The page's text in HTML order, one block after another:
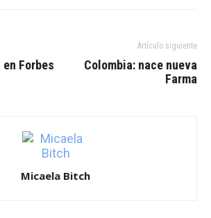
Forbes
Artículo siguiente
Colombia: nace nueva
Farma
Micaela Bitch